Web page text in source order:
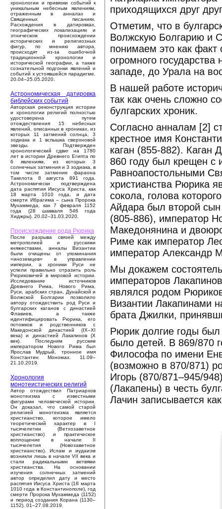
хронологии и привязки событий к
уникальным небесным явлениям,
отраженным в анналах и
Священных писаниях.
Расхождения в датировках,
географических локализациях и
этническом происхождении
исторических и религиозных
фигур, по мнению автора,
происходят из-за ошибочной
традиционной хронологии и
исторической географии, а также
сознательной подгонки явлений и
событий к устоявшейся парадигме.
20.04–25.05.2020.
Астрономическая датировка
библейских событий
Авторская реконструкция истории
и хронологии религий полностью
удостоверена путем
отождествления 15 небесных
явлений, описанных в хрониках, из
которых 11 затмений солнца, 3
зодиака и 1 вспышка сверхновой
звезды. Подтвержден
хронологический сдвиг на 1780
лет в истории Древнего Египта по
6 явлениям, из которых 3
солнечных затмения и 3 зодиака, в
том числе затмение фараона
Такелота 8 августа 891 года.
Астрономически подтверждена
дата распятия Иисуса Христа, как
18 марта 1010 года, и дата
смерти Ибрагима – сына Пророка
Мухаммеда, как 7 февраля 1152
года (28 шавваля 546 года
Хиджры). 20.02–31.03.2020.
Происхождение рода Рюрика
После разрыва связей между
метрополией и русскими
княжествами, анналы Византии
были очищены от упоминания
«иноземцев» в управлении
империи, а хроники Руси не
успели правильно отразить роль
Рюриковичей в мировой истории.
Исследование источников
Древнего Рима, Нового Рима,
Руси, арабских стран, Дунайской и
Волжской Болгарии позволило
автору отождествить род Руси и
булгарских каганов с династией
Флавиев, а также
идентифицировать Рюрика, его
потомков и родственников с
Македонской династией (IX–XI
века) и династией Лакапинов (X
век). Последним русским
императором Нового Рима был
Ярослав Мудрый, тронное имя
Константин Мономах. 11.09–
21.10.2019.
Хронология
монотеистических религий
Автор отождествил Патриархов
монотеизма с известными
фигурами человеческой истории.
Он доказал, что самой старой
религией монотеизма является
христианство, которое имело
теоретический характер в I
тысячелетии (Ветхозаветное
христианство) и практическое
воплощение в начале II
тысячелетия (Новозаветное
христианство). Ислам и иудаизм
возникли лишь в начале VII века и
стали радикальными ветвями
христианства. На основании
изучения солнечных затмений
автор определил дату и место
распятия Иисуса Христа (18 марта
1010 года в Константинополе), год
смерти Пророка Мухаммеда (1152)
и период создания Корана (1130–
1152). 01–27.08.2019.
приходящихся друг
Отметим, что в
Волжскую Болгарию и
понимаем это как
огромного
западе, до Урала на
В нашей работе
так как очень сложно
булгарских хроник.
Согласно анналам [2]
крестное имя
каган (855-882).
860 году был крещен с
Равноапостольными
христианства Рюрика
сокола, голова
Айдара был второй
(805-886), император
Македонянина и
Риме как император
император Александр
Мы докажем
императоров
являлся родом
Византии Лакапинами
брата Джилки,
Рюрик долгие годы был
было детей. В 869/870
Философа по имени
(возможно в 870/871)
Игорь (870/871–945/
(Лакапены) в честь
Лачин записывается